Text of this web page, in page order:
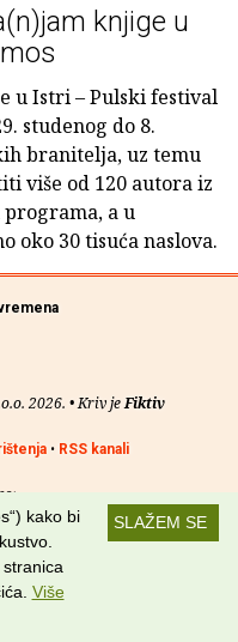
knjige u
u Istri – Pulski festival
studenog do 8.
branitelja, uz temu
više od 120 autora iz
a u
oko 30 tisuća naslova.
2026. • Kriv jeFiktiv
• RSS kanali
SLAŽEM SE
kako bi
Više